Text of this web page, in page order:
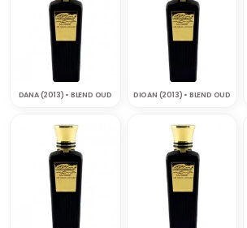
DANA (2013) • BLEND OUD DIOAN (2013) • BLEND OUD